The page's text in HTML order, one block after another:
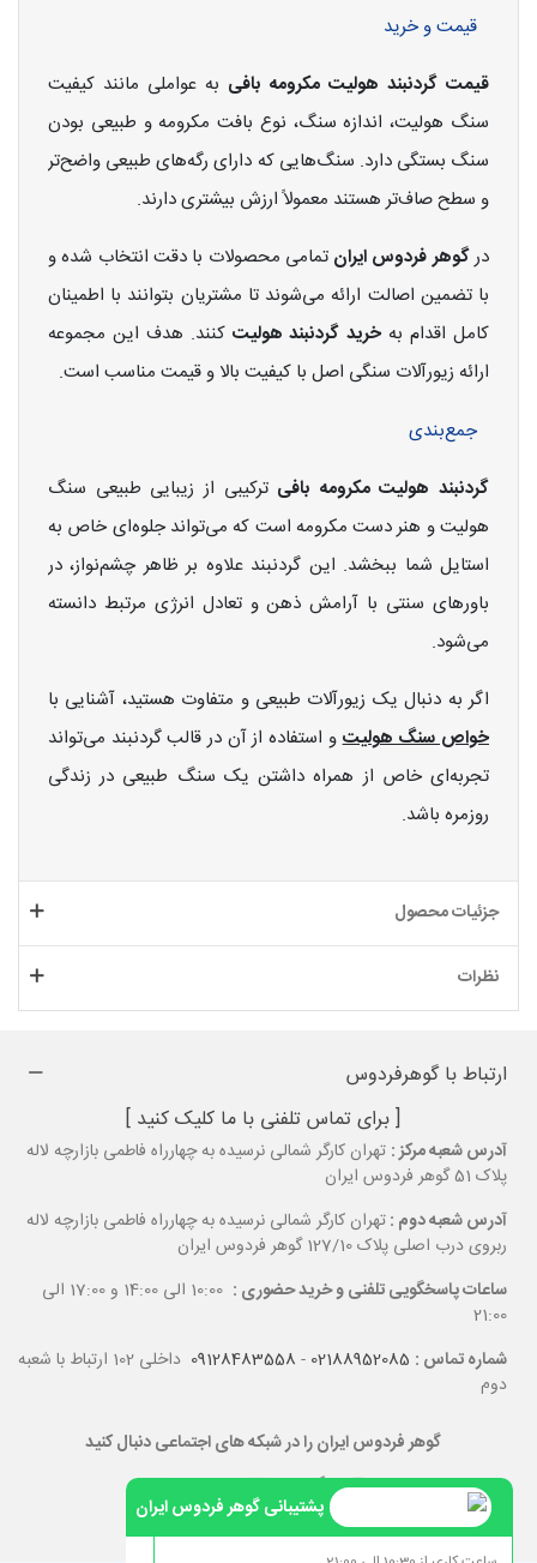
قیمت و خرید
قیمت گردنبند هولیت مکرومه بافی به عواملی مانند کیفیت
سنگ هولیت، اندازه سنگ، نوع بافت مکرومه و طبیعی بودن
سنگ بستگی دارد. سنگ‌هایی که دارای رگه‌های طبیعی واضح‌تر
و سطح صاف‌تر هستند معمولاً ارزش بیشتری دارند.
درگوهر فردوس ایران تمامی محصولات با دقت انتخاب شده و
با تضمین اصالت ارائه می‌شوند تا مشتریان بتوانند با اطمینان
کامل اقدام به خرید گردنبند هولیت کنند. هدف این مجموعه
ارائه زیورآلات سنگی اصل با کیفیت بالا و قیمت مناسب است.
جمع‌بندی
گردنبند هولیت مکرومه بافی ترکیبی از زیبایی طبیعی سنگ
هولیت و هنر دست مکرومه است که می‌تواند جلوه‌ای خاص به
استایل شما ببخشد. این گردنبند علاوه بر ظاهر چشم‌نواز، در
باورهای سنتی با آرامش ذهن و تعادل انرژی مرتبط دانسته
می‌شود.
اگر به دنبال یک زیورآلات طبیعی و متفاوت هستید، آشنایی با
خواص سنگ هولیتو استفاده از آن در قالب گردنبند می‌تواند
تجربه‌ای خاص از همراه داشتن یک سنگ طبیعی در زندگی
روزمره باشد.
جزئیات محصول
نظرات
ارتباط با گوهرفردوس
[ برای تماس تلفنی با ما کلیک کنید ]
آدرس شعبه مرکز : تهران کارگر شمالی نرسیده به چهارراه فاطمی بازارچه لاله
پلاک 51 گوهر فردوس ایران
آدرس شعبه دوم :تهران کارگر شمالی نرسیده به چهارراه فاطمی بازارچه لاله
ربروی درب اصلی پلاک 127/10 گوهر فردوس ایران
ساعات پاسخگویی تلفنی و خرید حضوری :
10:00 الی 14:00 و 17:00 الی
21:00
شماره تماس : 02188952085
-
09128483558
داخلی 102 ارتباط با شعبه
دوم
گوهر فردوس ایران را در شبکه های اجتماعی دنبال کنید
پشتیبانی گوهر فردوس ایران